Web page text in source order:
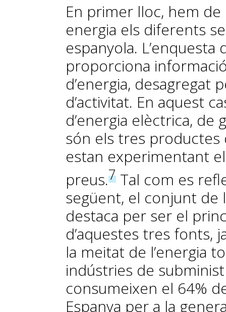
En primer lloc, hem
energia els diferents
espanyola. L’enquesta
proporciona
d’energia, desagregat
d’activitat. En aquest
d’energia elèctrica,
són els tres productes
estan experimentant
preus.7 Tal com es
següent, el conjunt de
destaca per ser el
d’aquestes tres fonts,
la meitat de l’energia
indústries de
consumeixen el 64%
Espanya per a la